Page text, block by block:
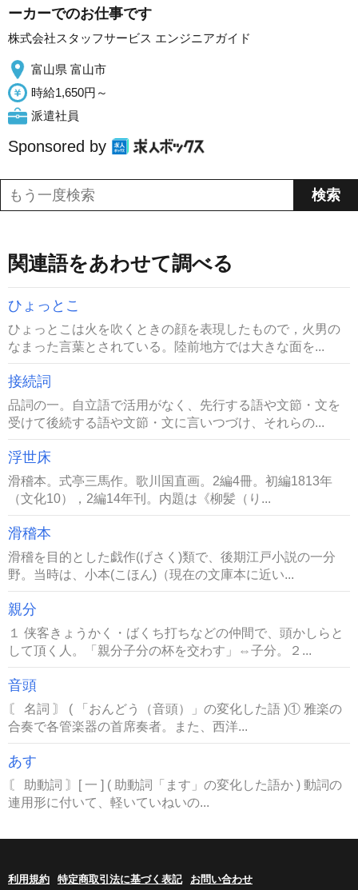
ーカーでのお仕事です
株式会社スタッフサービス エンジニアガイド
富山県 富山市
時給1,650円～
派遣社員
Sponsored by
関連語をあわせて調べる
ひょっとこ
ひょっとこは火を吹くときの顔を表現したもので，火男の
なまった言葉とされている。陸前地方では大きな面を...
接続詞
品詞の一。自立語で活用がなく、先行する語や文節・文を
受けて後続する語や文節・文に言いつづけ、それらの...
浮世床
滑稽本。式亭三馬作。歌川国直画。2編4冊。初編1813年
（文化10），2編14年刊。内題は《柳髪（り...
滑稽本
滑稽を目的とした戯作(げさく)類で、後期江戸小説の一分
野。当時は、小本(こほん)（現在の文庫本に近い...
親分
１ 侠客きょうかく・ばくち打ちなどの仲間で、頭かしらと
して頂く人。「親分子分の杯を交わす」⇔子分。２...
音頭
〘 名詞 〙 ( 「おんどう（音頭）」の変化した語 )① 雅楽の
合奏で各管楽器の首席奏者。また、西洋...
あす
〘 助動詞 〙[ 一 ] ( 助動詞「ます」の変化した語か ) 動詞の
連用形に付いて、軽いていねいの...
利用規約 特定商取引法に基づく表記 お問い合わせ